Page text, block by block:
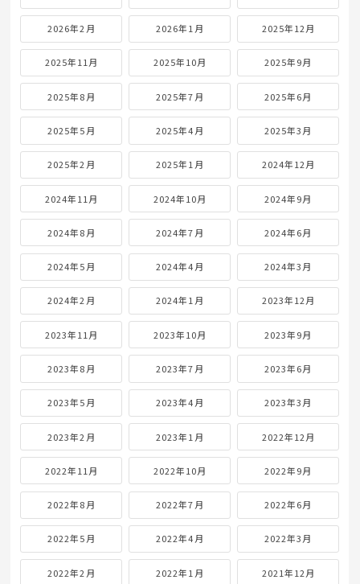
2026年2月 2026年1月 2025年12月
2025年11月 2025年10月 2025年9月
2025年8月 2025年7月 2025年6月
2025年5月 2025年4月 2025年3月
2025年2月 2025年1月 2024年12月
2024年11月 2024年10月 2024年9月
2024年8月 2024年7月 2024年6月
2024年5月 2024年4月 2024年3月
2024年2月 2024年1月 2023年12月
2023年11月 2023年10月 2023年9月
2023年8月 2023年7月 2023年6月
2023年5月 2023年4月 2023年3月
2023年2月 2023年1月 2022年12月
2022年11月 2022年10月 2022年9月
2022年8月 2022年7月 2022年6月
2022年5月 2022年4月 2022年3月
2022年2月 2022年1月 2021年12月